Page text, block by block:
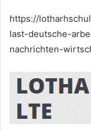
https://
last-deutsche-
nachrichten-